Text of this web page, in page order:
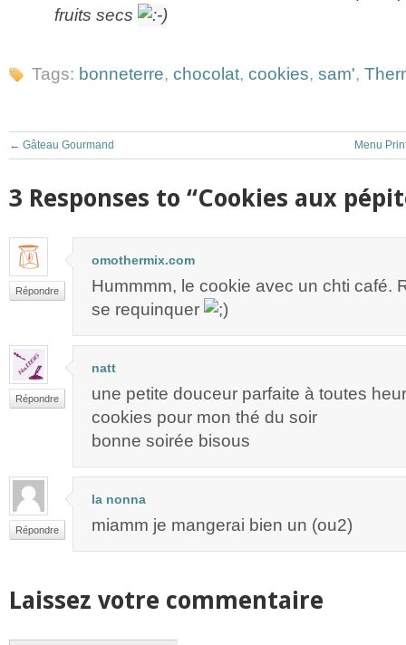
fruits secs
Tags: bonneterre, chocolat, cookies, sam',
← Gâteau Gourmand Menu
3 Responses to “Cookies aux
Répondre
omothermix.com
Hummmm, le cookie avec un chti café.
se requinquer
Répondre
natt
une petite douceur parfaite à toutes
cookies pour mon thé du soir
bonne soirée bisous
Répondre
la nonna
miamm je mangerai bien un (ou2)
Laissez votre commentaire